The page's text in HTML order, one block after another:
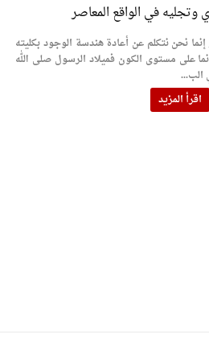
وتجليه في الواقع المعاصر
نحن نتكلم عن أعادة هندسة الوجود بكليته
على مستوى الكون فميلاد الرسول صلى الله
الب...
اقرأ المزيد